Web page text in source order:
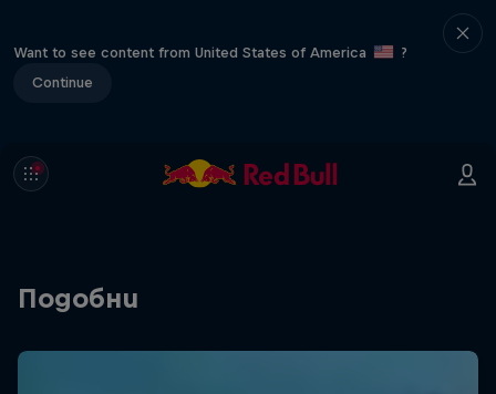
Want to see content from United States of America
?
Continue
Подобни